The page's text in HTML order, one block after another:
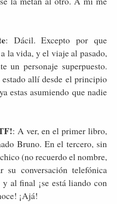
: Dácil. Excepto por que
la vida, y el viaje al pasado,
un personaje superpuesto.
allí desde el principio
estas asumiendo que nadie
: A ver, en el primer libro,
Bruno. En el tercero, sin
(no recuerdo el nombre,
conversación telefónica
al final ¡se está liando con
¡Ajá!